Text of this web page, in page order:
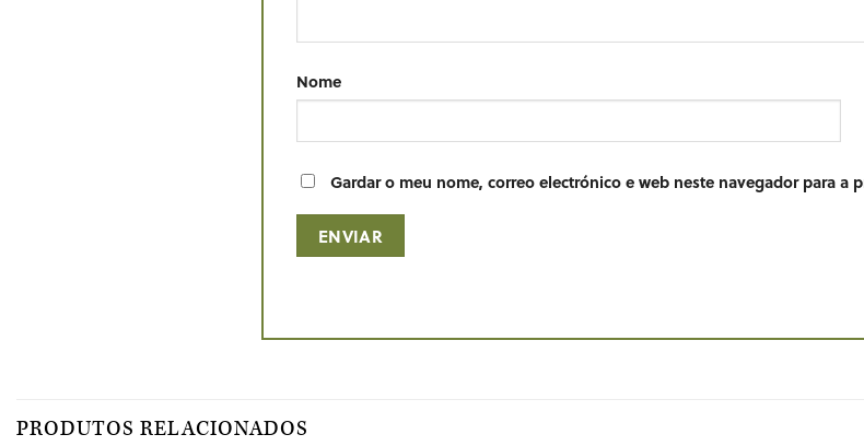
Nome
Gardar o meu nome, correo electrónico e web neste navegador para a
PRODUTOS RELACIONADOS